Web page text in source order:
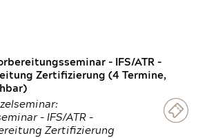
- IFS/ATR -
Zertifizierung (4 Termine,
- IFS/ATR -
Zertifizierung